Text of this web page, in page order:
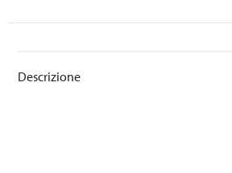
Descrizione